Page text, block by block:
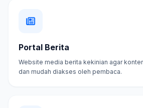
Portal Berita
Website media berita kekinian agar
dan mudah diakses oleh pembaca.